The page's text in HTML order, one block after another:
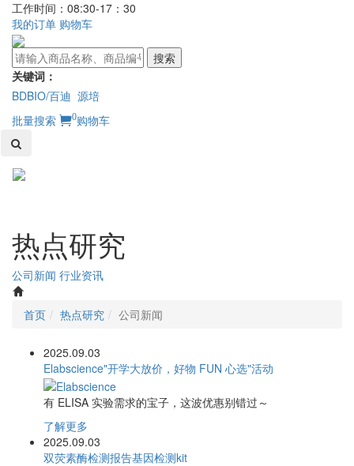
工作时间：08:30-17：30
我的订单 购物车
搜索
关键词：
BDBIO/百迪 源培
批量搜索
0购物车
热点研究
公司新闻 行业资讯
首页 热点研究 公司新闻
2025.09.03
Elabscience"开学大放价，好物 FUN 心选"活动
有 ELISA 实验需求的宝子，这波优惠别错过～
了解更多
2025.09.03
双荧素酶检测报告基因检测kit